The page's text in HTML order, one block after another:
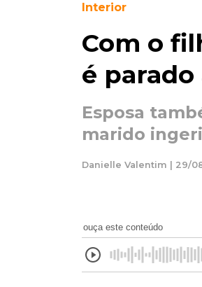
Interior
Com o
é
Esposa
marido
Danielle Valentim | 29/
ouça este conteúdo